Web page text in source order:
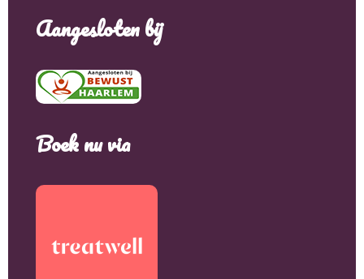
Aangesloten bij
Boek nu via